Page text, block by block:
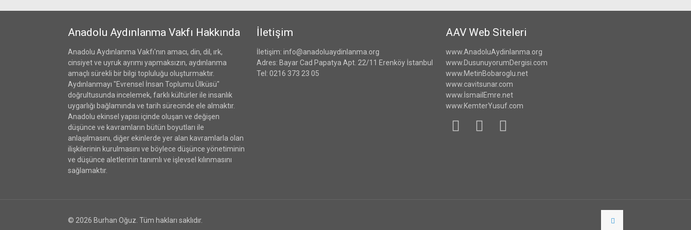
Anadolu Aydınlanma Vakfı Hakkında
Anadolu Aydınlanma Vakfı'nın amacı, din, dil, ırk,
cinsiyet ve uyruk ayrımı yapmaksızın, aydınlanma
amaçlı sürekli bir bilgi topluluğu oluşturmaktır.
Aydınlanmayı "Evrensel İnsan Toplumu Ülküsü"
doğrultusunda incelemek, farklı kültürler ile insanlık
uygarlığı bağlamında ve tarih sürecinde ele almaktır.
Anadolu ekinsel yapısı içinde oluşan ve değişen
düşünce ve kavramların bütün boyutları ile
anlaşılmasını, diğer ekinlerde yer alan kavramlarla olan
ilişkilerinin kurulmasını ve böylece düşünce yönetiminin
ve düşünce aletlerinin tanımlı ve işlevsel kılınmasını
sağlamaktır.
İletişim
İletişim: info@anadoluaydinlanma.org
Adres: Bayar Cad Papatya Apt. 22/11 Erenköy İstanbul
Tel: 0216 373 23 05
AAV Web Siteleri
www.AnadoluAydinlanma.org
www.DusunuyorumDergisi.com
www.MetinBobaroglu.net
www.cavitsunar.com
www.İsmailEmre.net
www.KemterYusuf.com
© 2026 Burhan Oğuz. Tüm hakları saklıdır.